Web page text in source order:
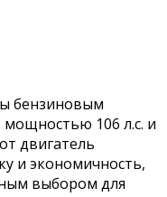
бензиновым
106 л.с. и
двигатель
и экономичность,
выбором для